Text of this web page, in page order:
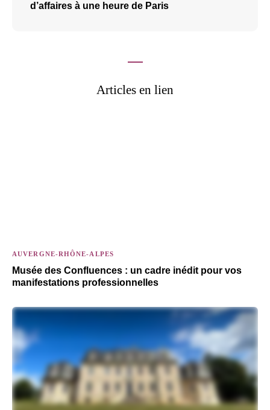
d’affaires à une heure de Paris
Articles en lien
AUVERGNE-RHÔNE-ALPES
Musée des Confluences : un cadre inédit pour vos
manifestations professionnelles